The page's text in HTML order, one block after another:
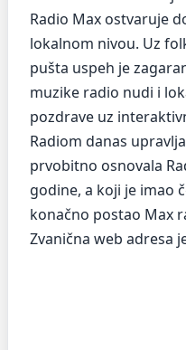
Radio Max ostvaruje
lokalnom nivou. Uz
pušta uspeh je
muzike radio nudi i
pozdrave uz
Radiom danas
prvobitno osnovala
godine, a koji je imao
konačno postao Max
Zvanična web adresa